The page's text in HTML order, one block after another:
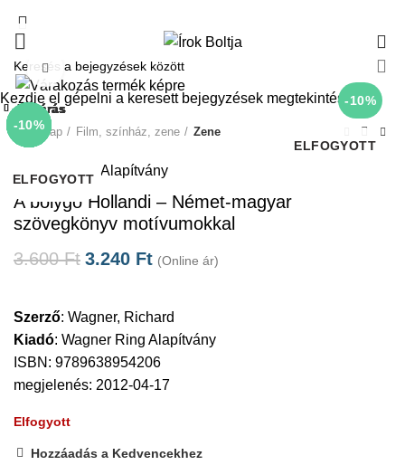
-10%
ELFOGYOTT
Click to enlarge
Kezdőlap Film, színház, zene Zene
Wagner Ring Alapítvány
A bolygó Hollandi – Német-magyar
szövegkönyv motívumokkal
3.600Ft 3.240 Ft (Online ár)
Szerző: Wagner, Richard
Kiadó: Wagner Ring Alapítvány
ISBN: 9789638954206
megjelenés: 2012-04-17
Elfogyott
Hozzáadás a Kedvencekhez
-10%
Bezárás
-10%
ELFOGYOTT
Bezárás
-10%
ELFOGYOTT
Bezárás
-10%
ELFOGYOTT
Bezárás
-10%
ELFOGYOTT
Bezárás
-10%
ELFOGYOTT
Bezárás
-10%
ELFOGYOTT
Bezárás
-10%
ELFOGYOTT
Bezárás
Kezdje el gépelni a keresett bejegyzések megtekintéséhez.